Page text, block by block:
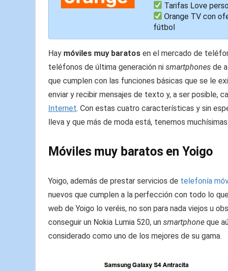
Tarifas Love
Orange TV con
fútbol
Hay móviles muy baratos en el mercado de
teléfonos de última generación ni smartphones de
que cumplen con las funciones básicas que se le
enviar y recibir mensajes de texto y, a ser posible,
Internet. Con estas cuatro características y sin
lleva y que más de moda está, tenemos
Móviles muy baratos en Yoigo
Yoigo, además de prestar servicios de telefonía
nuevos que cumplen a la perfección con todo lo
web de Yoigo lo veréis, no son para nada viejos u
conseguir un Nokia Lumia 520, un smartphone que
considerado como uno de los mejores de su gama.